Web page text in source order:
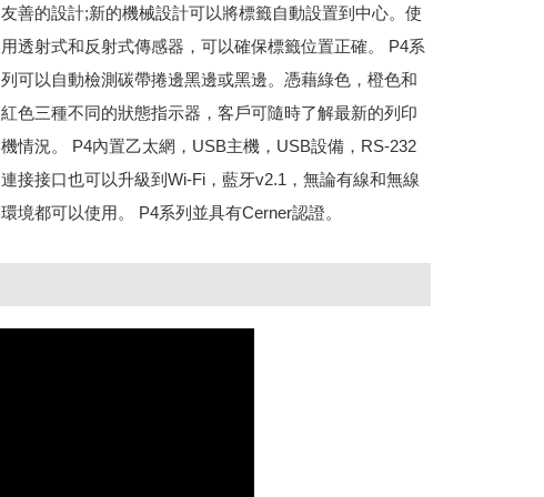
友善的設計;新的機械設計可以將標籤自動設置到中心。使
用透射式和反射式傳感器，可以確保標籤位置正確。 P4系
列可以自動檢測碳帶捲邊黑邊或黑邊。憑藉綠色，橙色和
紅色三種不同的狀態指示器，客戶可隨時了解最新的列印
機情況。 P4內置乙太網，USB主機，USB設備，RS-232
連接接口也可以升級到Wi-Fi，藍牙v2.1，無論有線和無線
環境都可以使用。 P4系列並具有Cerner認證。